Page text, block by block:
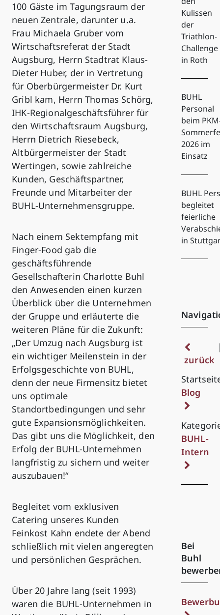
100 Gäste im Tagungsraum der
neuen Zentrale, darunter u.a.
Frau Michaela Gruber vom
Wirtschaftsreferat der Stadt
Augsburg, Herrn Stadtrat Klaus-
Dieter Huber, der in Vertretung
für Oberbürgermeister Dr. Kurt
Gribl kam, Herrn Thomas Schörg,
IHK-Regionalgeschäftsführer für
den Wirtschaftsraum Augsburg,
Herrn Dietrich Riesebeck,
Altbürgermeister der Stadt
Wertingen, sowie zahlreiche
Kunden, Geschäftspartner,
Freunde und Mitarbeiter der
BUHL-Unternehmensgruppe.
Nach einem Sektempfang mit
Finger-Food gab die
geschäftsführende
Gesellschafterin Charlotte Buhl
den Anwesenden einen kurzen
Überblick über die Unternehmen
der Gruppe und erläuterte die
weiteren Pläne für die Zukunft:
„Der Umzug nach Augsburg ist
ein wichtiger Meilenstein in der
Erfolgsgeschichte von BUHL,
denn der neue Firmensitz bietet
uns optimale
Standortbedingungen und sehr
gute Expansionsmöglichkeiten.
Das gibt uns die Möglichkeit, den
Erfolg der BUHL-Unternehmen
langfristig zu sichern und weiter
auszubauen!“
Begleitet vom exklusiven
Catering unseres Kunden
Feinkost Kahn endete der Abend
schließlich mit vielen angeregten
und persönlichen Gesprächen.
Über 20 Jahre lang (seit 1993)
waren die BUHL-Unternehmen in
Kulissen
der
Triathlon-
Challenge
in Roth
BUHL
Personal
beim
2026 im
Einsatz
BUHL
begleitet
feierliche
in
zurück
Blog
BUHL-
Intern
Bei
Buhl